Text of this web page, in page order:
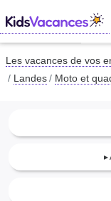
Les vacances de vos
Landes
Moto et
▸